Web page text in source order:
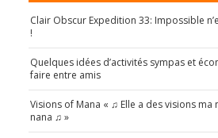
Clair Obscur Expedition 33: Impossible
!
Quelques idées d’activités sympas et
faire entre amis
Visions of Mana « ♫ Elle a des visions ma
nana ♫ »